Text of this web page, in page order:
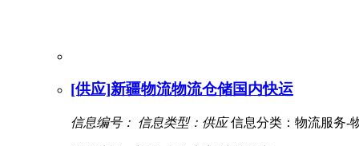
[供应]新疆物流物流仓储国内快运
信息编号： 信息类型：供应信息分类：物流服务-